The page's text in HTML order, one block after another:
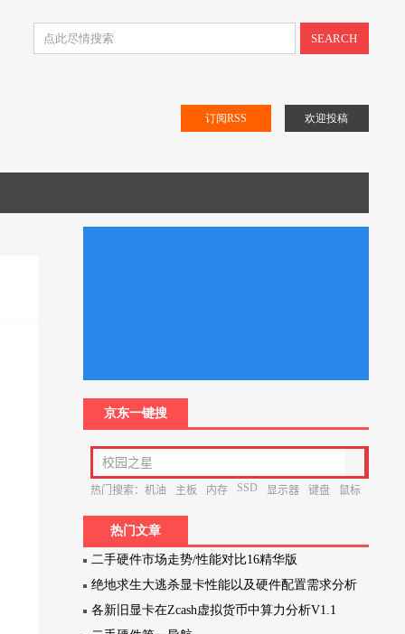
SEARCH
欢迎投稿
订阅RSS
京东一键搜
热门文章
二手硬件市场走势/性能对比16精华版
绝地求生大逃杀显卡性能以及硬件配置需求分析
各新旧显卡在Zcash虚拟货币中算力分析V1.1